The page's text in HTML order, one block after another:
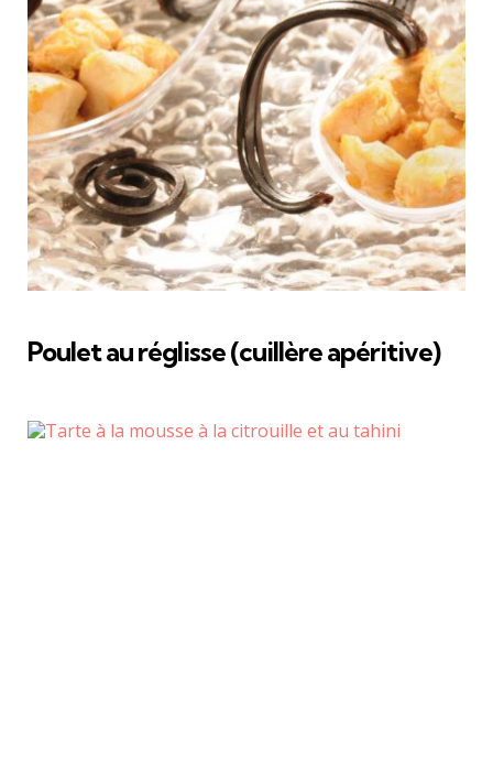
Poulet au réglisse (cuillère apéritive)